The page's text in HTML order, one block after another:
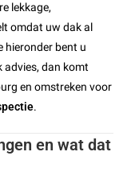
lekkage,
omdat uw dak al
hieronder bent u
advies, dan komt
en omstreken voor
.
en wat dat